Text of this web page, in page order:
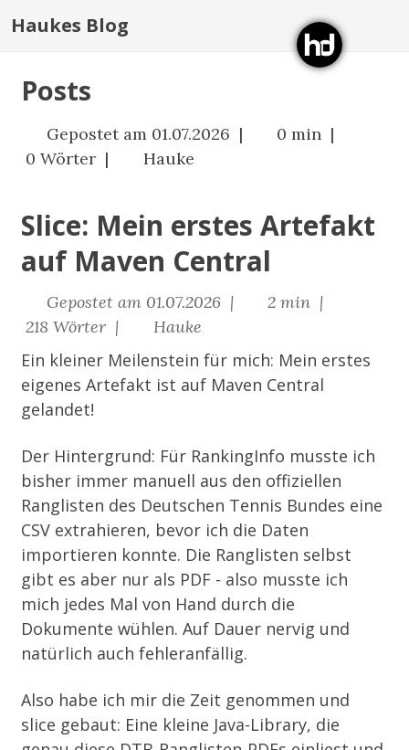
Haukes Blog
Posts
Gepostet am 01.07.2026 |
0 min |
0 Wörter |
Hauke
Slice: Mein erstes Artefakt
auf Maven Central
Gepostet am 01.07.2026 |
2 min |
218 Wörter |
Hauke
Ein kleiner Meilenstein für mich: Mein erstes
eigenes Artefakt ist auf Maven Central
gelandet!
Der Hintergrund: Für RankingInfo musste ich
bisher immer manuell aus den offiziellen
Ranglisten des Deutschen Tennis Bundes eine
CSV extrahieren, bevor ich die Daten
importieren konnte. Die Ranglisten selbst
gibt es aber nur als PDF - also musste ich
mich jedes Mal von Hand durch die
Dokumente wühlen. Auf Dauer nervig und
natürlich auch fehleranfällig.
Also habe ich mir die Zeit genommen und
slice gebaut: Eine kleine Java-Library, die